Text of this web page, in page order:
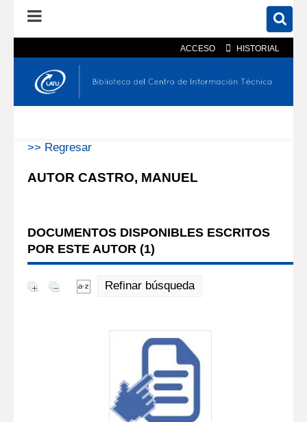
ACCESO HISTORIAL
En el catálogo En el sitio
>> Regresar
AUTOR CASTRO, MANUEL
DOCUMENTOS DISPONIBLES ESCRITOS
POR ESTE AUTOR (1)
Refinar búsqueda